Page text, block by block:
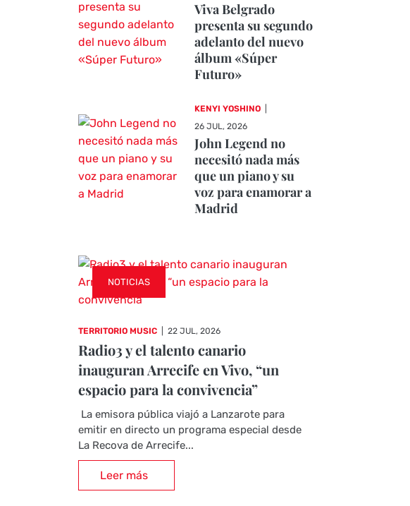
Viva Belgrado
presenta su segundo
adelanto del nuevo
álbum «Súper
Futuro»
KENYI YOSHINO
26 JUL, 2026
John Legend no
necesitó nada más
que un piano y su
voz para enamorar a
Madrid
NOTICIAS
TERRITORIO MUSIC 22 JUL, 2026
Radio3 y el talento canario
inauguran Arrecife en Vivo, “un
espacio para la convivencia”
La emisora pública viajó a Lanzarote para
emitir en directo un programa especial desde
La Recova de Arrecife...
Leer más